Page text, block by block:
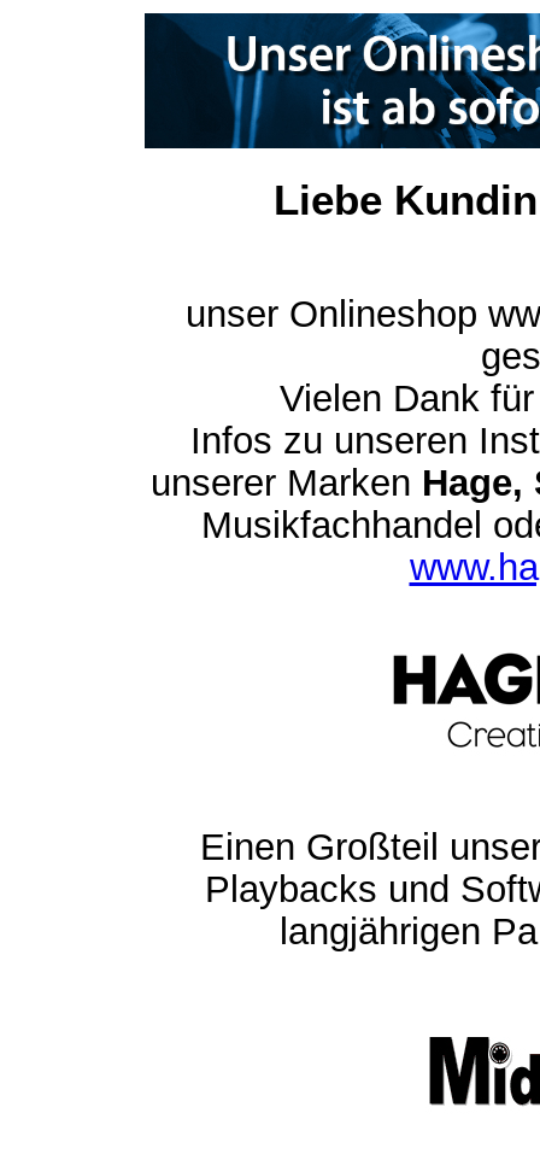
Liebe
unser Onlineshop
Vielen Dank
Infos zu unseren
unserer Marken Hage,
Musikfachhandel
Einen Großteil
Playbacks und
langjährigen